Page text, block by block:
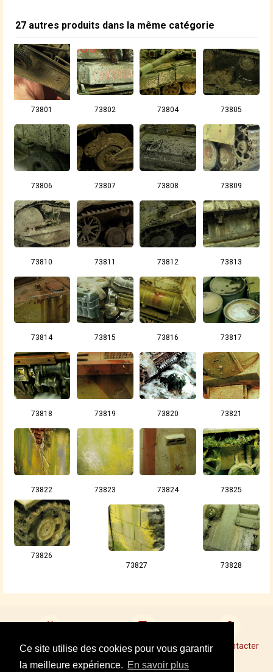
Ce site utilise des cookies pour vous garantir
la meilleure expérience. En savoir plus
27 autres produits dans la même catégorie
73801 73802 73804 73805
73806 73807 73808 73809
73810 73811 73812 73813
73814 73815 73816 73817
73818 73819 73820 73821
73822 73823 73824 73825
73826
73827
73828
Devenir revendeur Points de Vente Conseil Nous contacter